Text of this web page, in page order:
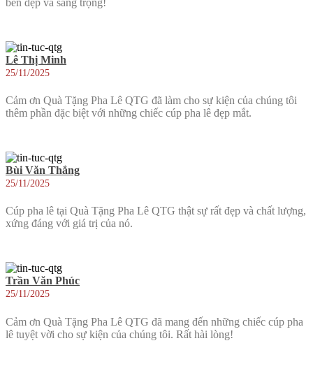
Lê Thị Minh
25/11/2025
Cảm ơn Quà Tặng Pha Lê QTG đã làm cho sự kiện của chúng tôi
thêm phần đặc biệt với những chiếc cúp pha lê đẹp mắt.
Bùi Văn Thắng
25/11/2025
Cúp pha lê tại Quà Tặng Pha Lê QTG thật sự rất đẹp và chất lượng,
xứng đáng với giá trị của nó.
Trần Văn Phúc
25/11/2025
Cảm ơn Quà Tặng Pha Lê QTG đã mang đến những chiếc cúp pha
lê tuyệt vời cho sự kiện của chúng tôi. Rất hài lòng!